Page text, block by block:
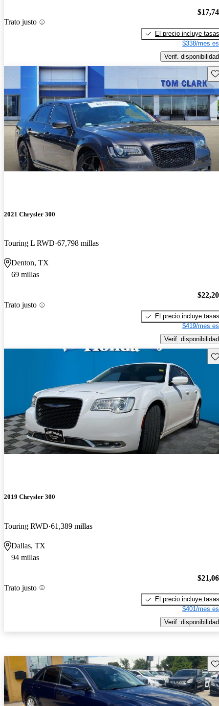
Trato justo
El precio incluye tasas
$338/mes
Verif. disponibilidad
2021 Chrysler 300
Touring L RWD 67,798 millas
Denton, TX
69 millas
Trato justo
El precio incluye tasas
$419/mes
Verif. disponibilidad
2019 Chrysler 300
Touring RWD 61,389 millas
Dallas, TX
94 millas
Trato justo
El precio incluye tasas
$401/mes
Verif. disponibilidad